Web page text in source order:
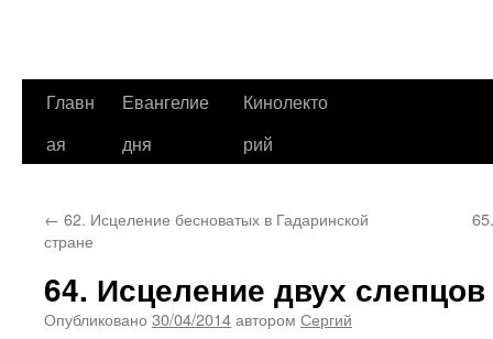
Перейти
Главн
ая
Евангелие
дня
Кинолекто
рий
← 62. Исцеление бесноватых в Гадаринской
стране
64. Исцеление двух слепцов
Опубликовано 30/04/2014автором Сергий